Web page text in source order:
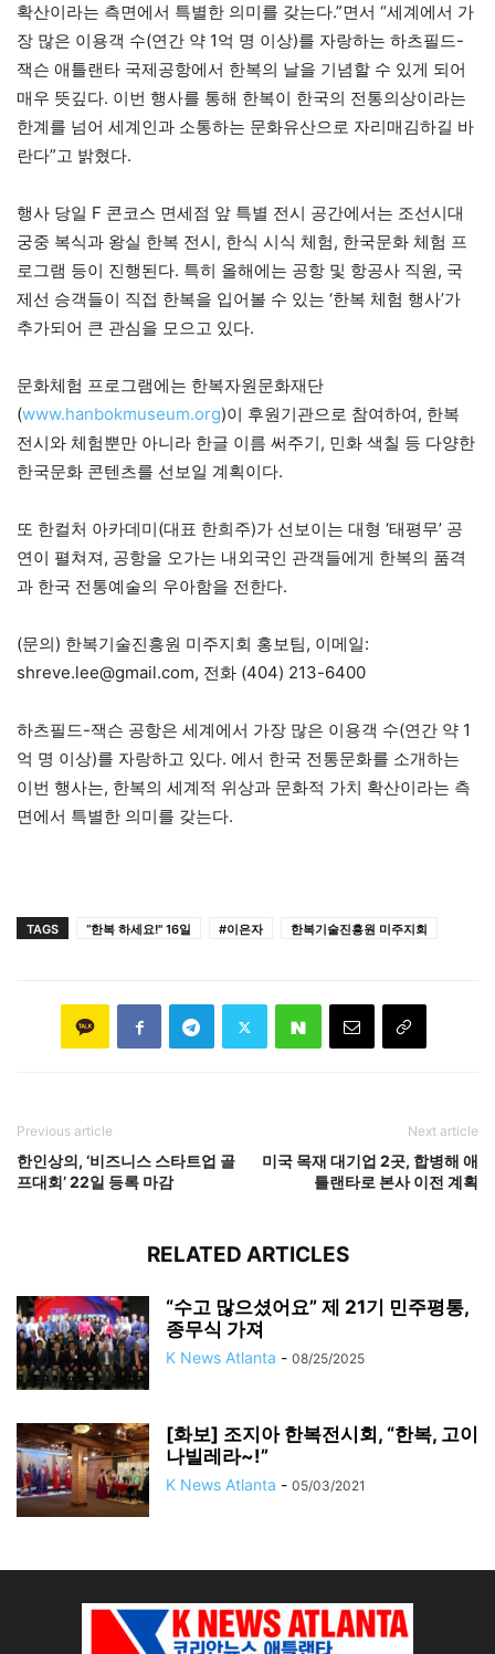
확산이라는 측면에서 특별한 의미를 갖는다.”면서 “세계에서 가
장 많은 이용객 수(연간 약 1억 명 이상)를 자랑하는 하츠필드-
잭슨 애틀랜타 국제공항에서 한복의 날을 기념할 수 있게 되어
매우 뜻깊다. 이번 행사를 통해 한복이 한국의 전통의상이라는
한계를 넘어 세계인과 소통하는 문화유산으로 자리매김하길 바
란다”고 밝혔다.
행사 당일 F 콘코스 면세점 앞 특별 전시 공간에서는 조선시대
궁중 복식과 왕실 한복 전시, 한식 시식 체험, 한국문화 체험 프
로그램 등이 진행된다. 특히 올해에는 공항 및 항공사 직원, 국
제선 승객들이 직접 한복을 입어볼 수 있는 ‘한복 체험 행사’가
추가되어 큰 관심을 모으고 있다.
문화체험 프로그램에는 한복자원문화재단
(www.hanbokmuseum.org)이 후원기관으로 참여하여, 한복
전시와 체험뿐만 아니라 한글 이름 써주기, 민화 색칠 등 다양한
한국문화 콘텐츠를 선보일 계획이다.
또 한컬처 아카데미(대표 한희주)가 선보이는 대형 ‘태평무’ 공
연이 펼쳐져, 공항을 오가는 내외국인 관객들에게 한복의 품격
과 한국 전통예술의 우아함을 전한다.
(문의) 한복기술진흥원 미주지회 홍보팀, 이메일:
shreve.lee@gmail.com, 전화 (404) 213-6400
하츠필드-잭슨 공항은 세계에서 가장 많은 이용객 수(연간 약 1
억 명 이상)를 자랑하고 있다. 에서 한국 전통문화를 소개하는
이번 행사는, 한복의 세계적 위상과 문화적 가치 확산이라는 측
면에서 특별한 의미를 갖는다.
TAGS “한복 하세요!" 16일 #이은자 한복기술진흥원 미주지회
Previous article
한인상의, ‘비즈니스 스타트업 골
프대회’ 22일 등록 마감
Next article
미국 목재 대기업 2곳, 합병해 애
틀랜타로 본사 이전 계획
RELATED ARTICLES
“수고 많으셨어요” 제 21기 민주평통,
종무식 가져
K News Atlanta - 08/25/2025
[화보] 조지아 한복전시회, “한복, 고이
나빌레라~!”
K News Atlanta - 05/03/2021